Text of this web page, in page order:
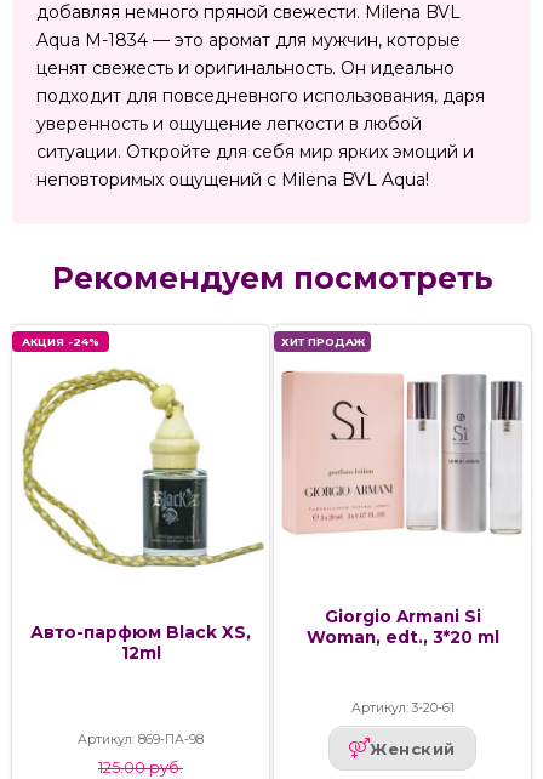
добавляя немного пряной свежести. Milena BVL
Aqua M-1834 — это аромат для мужчин, которые
ценят свежесть и оригинальность. Он идеально
подходит для повседневного использования, даря
уверенность и ощущение легкости в любой
ситуации. Откройте для себя мир ярких эмоций и
неповторимых ощущений с Milena BVL Aqua!
Рекомендуем посмотреть
АКЦИЯ -24%
Авто-парфюм Black XS,
12ml
Артикул: 869-ПА-98
125.00 руб.
ХИТ ПРОДАЖ
Giorgio Armani Si
Woman, edt., 3*20 ml
Артикул: 3-20-61
Женский